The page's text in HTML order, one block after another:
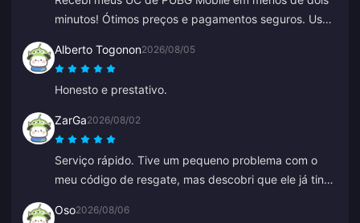
minutos! Ótimos preços e pagamentos seguros. Uso
Alberto Togonon2026/08/05
Honesto e prestativo.
ZarGa2026/08/02
Serviço rápido. Tive um pequeno problema com o
meu código de resgate, mas descobri que ele já tinha
spam. Após entrar em contato com o suporte, o
Oso2026/08/06